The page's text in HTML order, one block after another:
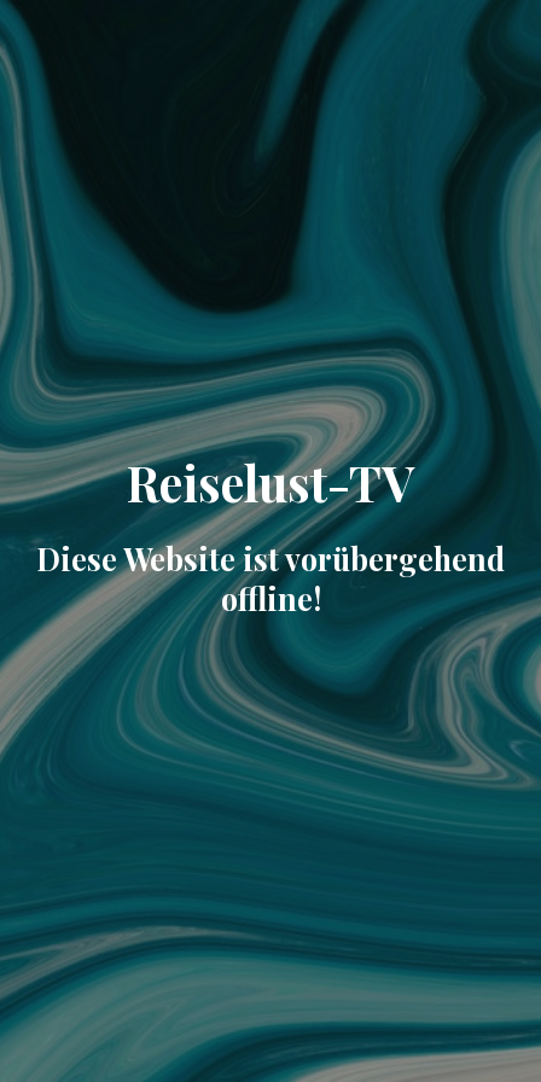
Reiselust-TV
Diese Website ist vorübergehend
offline!